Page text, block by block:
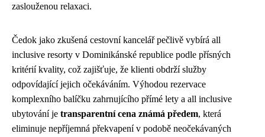
zaslouženou relaxaci.
Čedok jako zkušená cestovní kancelář pečlivě vybírá all
inclusive resorty v Dominikánské republice podle přísných
kritérií kvality, což zajišťuje, že klienti obdrží služby
odpovídající jejich očekáváním. Výhodou rezervace
komplexního balíčku zahrnujícího přímé lety a all inclusive
ubytování je transparentní cena známá předem, která
eliminuje nepříjemná překvapení v podobě neočekávaných